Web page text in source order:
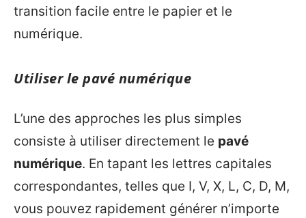
transition facile entre le papier et le
numérique.
Utiliser le pavé numérique
L’une des approches les plus simples
consiste à utiliser directement le pavé
numérique. En tapant les lettres capitales
correspondantes, telles que I, V, X, L, C, D, M,
vous pouvez rapidement générer n’importe